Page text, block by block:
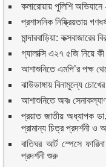
কলারোয়ায় পুলিশি
প্রশাসনিক নিষ্ক্রিয়তায়
মান্দারবাড়িয়া: কক্সবাজারের
গ্যালাক্সি এ২৭ ৫জি নিয়ে
আশাশুনিতে এমপি’র পক্ষ
ঝাউডাঙ্গায় বিনামূল্যে
আশাশুনিতে অবঃ
প্রয়াত জাতীয় অধ্যাপক
প্রামান্য চিত্র প্রদর্শনী ও
বাতিঘর আর্ট স্পেসে
প্রদর্শনী শুরু